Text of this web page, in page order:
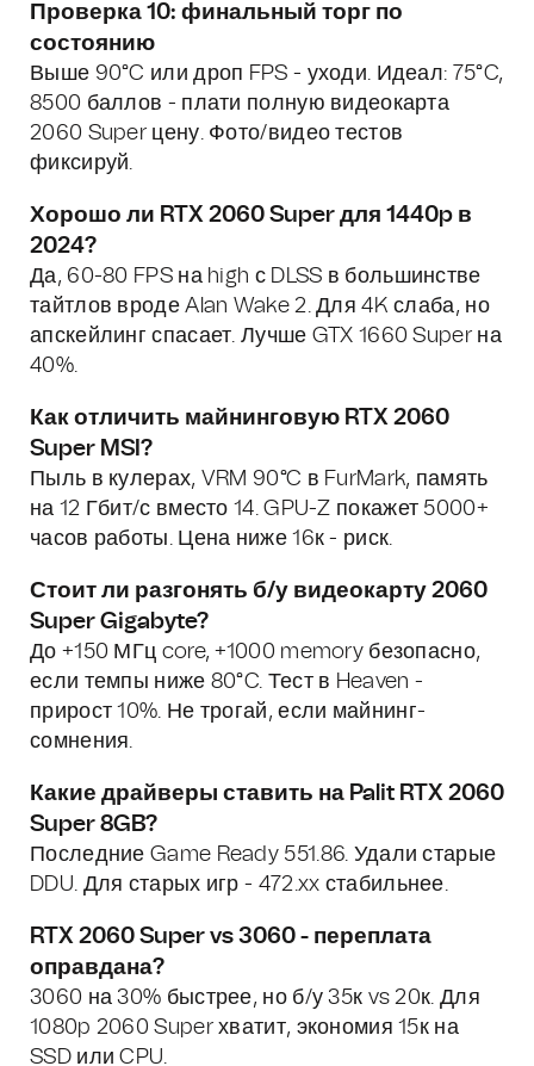
Проверка 10: финальный торг по
состоянию
Выше 90°C или дроп FPS - уходи. Идеал: 75°C,
8500 баллов - плати полную видеокарта
2060 Super цену. Фото/видео тестов
фиксируй.
Хорошо ли RTX 2060 Super для 1440p в
2024?
Да, 60-80 FPS на high с DLSS в большинстве
тайтлов вроде Alan Wake 2. Для 4K слаба, но
апскейлинг спасает. Лучше GTX 1660 Super на
40%.
Как отличить майнинговую RTX 2060
Super MSI?
Пыль в кулерах, VRM 90°C в FurMark, память
на 12 Гбит/с вместо 14. GPU-Z покажет 5000+
часов работы. Цена ниже 16к - риск.
Стоит ли разгонять б/у видеокарту 2060
Super Gigabyte?
До +150 МГц core, +1000 memory безопасно,
если темпы ниже 80°C. Тест в Heaven -
прирост 10%. Не трогай, если майнинг-
сомнения.
Какие драйверы ставить на Palit RTX 2060
Super 8GB?
Последние Game Ready 551.86. Удали старые
DDU. Для старых игр - 472.xx стабильнее.
RTX 2060 Super vs 3060 - переплата
оправдана?
3060 на 30% быстрее, но б/у 35к vs 20к. Для
1080p 2060 Super хватит, экономия 15к на
SSD или CPU.